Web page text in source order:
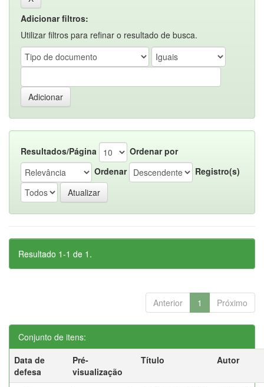
Adicionar filtros:
Utilizar filtros para refinar o resultado de busca.
Resultados/Página
Ordenar por
Ordenar
Registro(s)
Resultado 1-1 de 1.
Anterior 1 Próximo
Conjunto de itens:
Data de
defesa
Pré-
visualização
Título Autor